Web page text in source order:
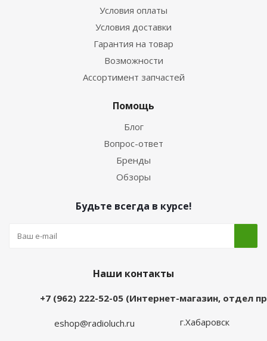
Условия оплаты
Условия доставки
Гарантия на товар
Возможности
Ассортимент запчастей
Помощь
Блог
Вопрос-ответ
Бренды
Обзоры
Будьте всегда в курсе!
Наши контакты
+7 (962) 222-52-05 (Интернет-магазин, отдел
eshop@radioluch.ru г.Хабаровск